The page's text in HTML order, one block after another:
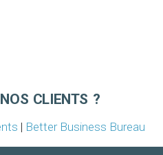
CLIENTS ?
| Better Business Bureau